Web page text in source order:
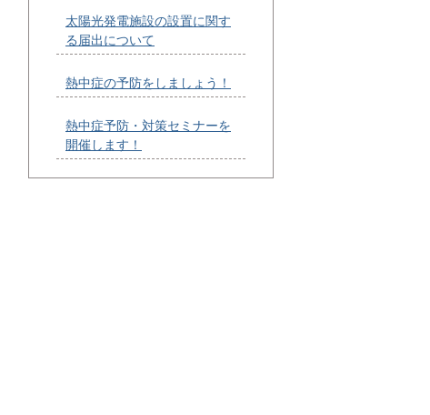
太陽光発電施設の設置に関す
る届出について
熱中症の予防をしましょう！
熱中症予防・対策セミナーを
開催します！